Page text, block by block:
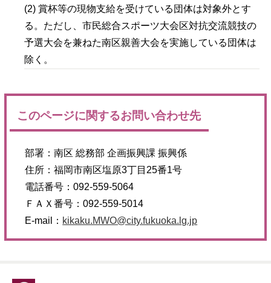
(2) 賞杯等の現物支給を受けている団体は対象外とす
る。ただし、市民総合スポーツ大会区対抗交流競技の
予選大会を兼ねた南区親善大会を実施している団体は
除く。
このページに関するお問い合わせ先
部署：南区 総務部 企画振興課 振興係
住所：福岡市南区塩原3丁目25番1号
電話番号：092-559-5064
ＦＡＸ番号：092-559-5014
E-mail： kikaku.MWO@city.fukuoka.lg.jp